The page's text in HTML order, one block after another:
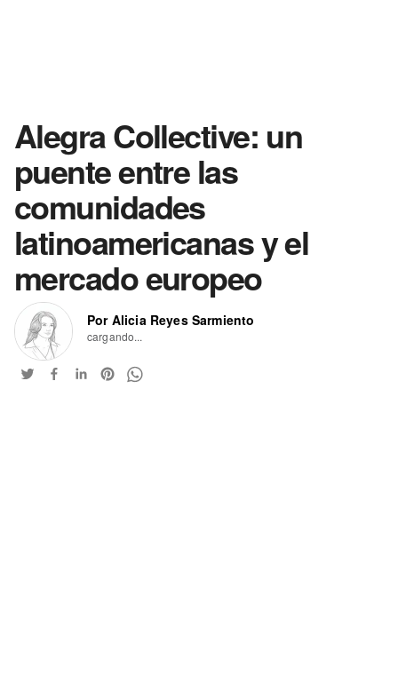
Alegra Collective: un
puente entre las
comunidades
latinoamericanas y el
mercado europeo
Por Alicia Reyes Sarmiento
cargando...